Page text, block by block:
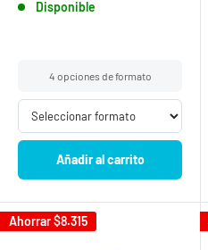
Disponible
4 opciones de formato
Añadir al carrito
Ahorrar$8.315